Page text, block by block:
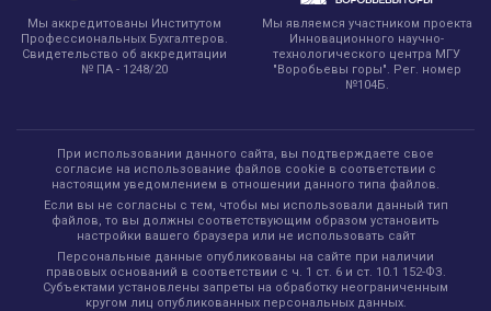
Мы аккредитованы Институтом
Профессиональных Бухгалтеров.
Свидетельство об аккредитации
№ ПА - 1248/20
Мы являемся участником проекта
Инновационного научно-
технологического центра МГУ
"Воробьевы горы". Рег. номер
№104Б.
При использовании данного сайта, вы подтверждаете свое
согласие на использование файлов cookie в соответствии с
настоящим уведомлением в отношении данного типа файлов.
Если вы не согласны с тем, чтобы мы использовали данный тип
файлов, то вы должны соответствующим образом установить
настройки вашего браузера или не использовать сайт
Персональные данные опубликованы на сайте при наличии
правовых оснований в соответствии с ч. 1 ст. 6 и ст. 10.1 152-ФЗ.
Субъектами установлены запреты на обработку неограниченным
кругом лиц опубликованных персональных данных.